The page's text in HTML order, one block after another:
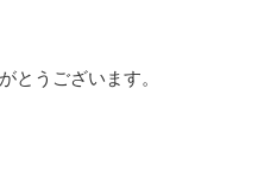
とうございます。